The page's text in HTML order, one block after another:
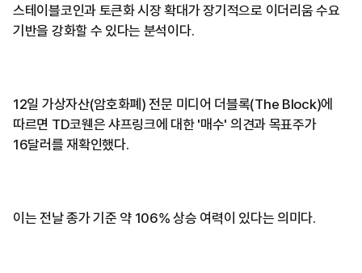
스테이블코인과 토큰화 시장 확대가 장기적으로 이더리움 수요
기반을 강화할 수 있다는 분석이다.
12일 가상자산(암호화폐) 전문 미디어 더블록(The Block)에
따르면 TD코웬은 샤프링크에 대한 '매수' 의견과 목표주가
16달러를 재확인했다.
이는 전날 종가 기준 약 106% 상승 여력이 있다는 의미다.